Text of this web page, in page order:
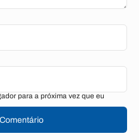
para a próxima vez que eu